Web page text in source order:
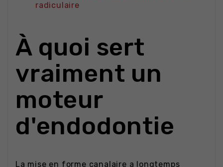
radiculaire
À quoi sert
vraiment un
moteur
d'endodontie
La mise en forme canalaire a longtemps